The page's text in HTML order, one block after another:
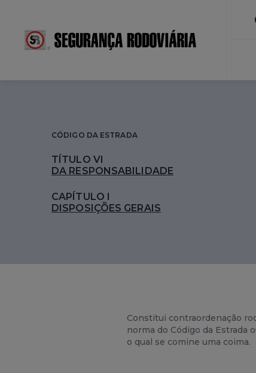
CÓDIGO DA ESTRADA
CAPÍTULO I
DISPOSIÇÕES GERAIS
TÍTULO VI
DA RESPONSABILIDADE
Constitui contraordenação
norma do Código da Estrada
o qual se comine uma coima.